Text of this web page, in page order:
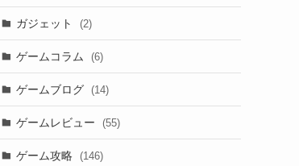
ガジェット (2)
ゲームコラム (6)
ゲームブログ (14)
ゲームレビュー (55)
ゲーム攻略 (146)